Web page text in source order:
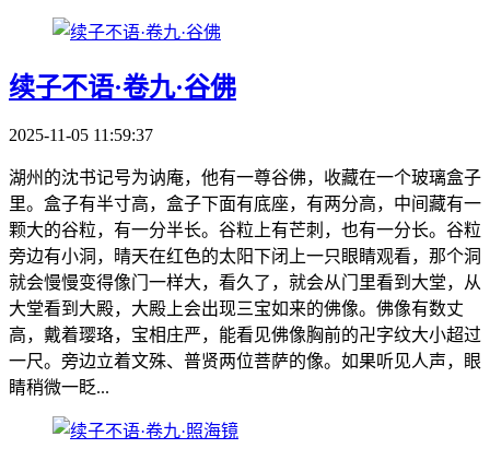
续子不语·卷九·谷佛
2025-11-05 11:59:37
湖州的沈书记号为讷庵，他有一尊谷佛，收藏在一个玻璃盒子
里。盒子有半寸高，盒子下面有底座，有两分高，中间藏有一
颗大的谷粒，有一分半长。谷粒上有芒刺，也有一分长。谷粒
旁边有小洞，晴天在红色的太阳下闭上一只眼睛观看，那个洞
就会慢慢变得像门一样大，看久了，就会从门里看到大堂，从
大堂看到大殿，大殿上会出现三宝如来的佛像。佛像有数丈
高，戴着璎珞，宝相庄严，能看见佛像胸前的卍字纹大小超过
一尺。旁边立着文殊、普贤两位菩萨的像。如果听见人声，眼
睛稍微一眨...